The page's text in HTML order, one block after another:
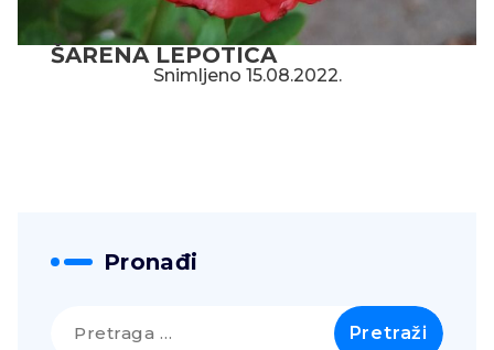
ŠARENA LEPOTICA
Snimljeno 15.08.2022.
Pronađi